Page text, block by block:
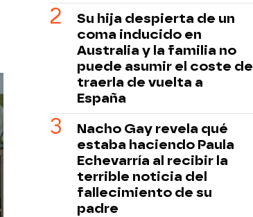
Su hija despierta de un
coma inducido en
Australia y la familia no
puede asumir el coste de
traerla de vuelta a
España
Nacho Gay revela qué
estaba haciendo Paula
Echevarría al recibir la
terrible noticia del
fallecimiento de su
padre